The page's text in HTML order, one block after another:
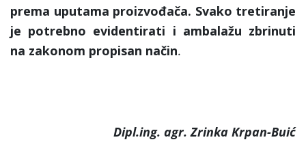
prema uputama proizvođača. Svako tretiranje
je potrebno evidentirati i ambalažu zbrinuti
na zakonom propisan način.
Dipl.ing. agr. Zrinka Krpan-Buić